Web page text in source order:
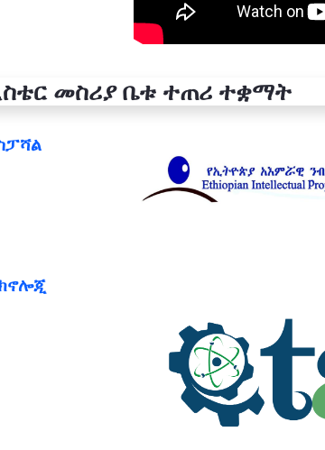
መስሪያ ቤቱ ተጠሪ ተቋማት